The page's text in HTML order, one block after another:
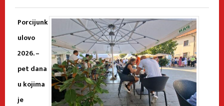
Porcijunk
ulovo
2026. –
pet dana
u kojima
je